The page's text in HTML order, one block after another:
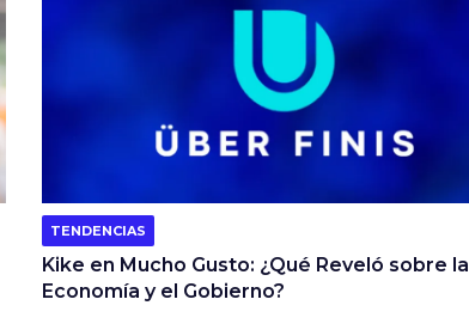
TENDENCIAS
Kike en Mucho Gusto: ¿Qué Reveló sobre la
Economía y el Gobierno?